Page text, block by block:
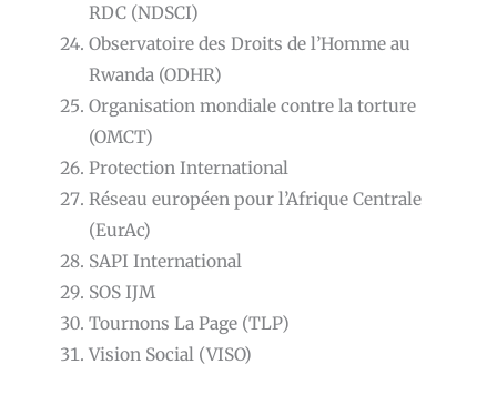
RDC (NDSCI)
Observatoire des Droits de l’Homme au
Rwanda (ODHR)
Organisation mondiale contre la torture
(OMCT)
Protection International
Réseau européen pour l’Afrique Centrale
(EurAc)
SAPI International
SOS IJM
Tournons La Page (TLP)
Vision Social (VISO)